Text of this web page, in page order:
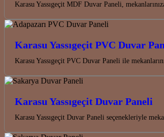
Karasu Yassıgeçit MDF Duvar Paneli,
Karasu Yassıgeçit PVC Duvar
Karasu Yassıgeçit PVC Duvar Paneli ile
Karasu Yassıgeçit Duvar Paneli
Karasu Yassıgeçit Duvar Paneli seçenekleriyle